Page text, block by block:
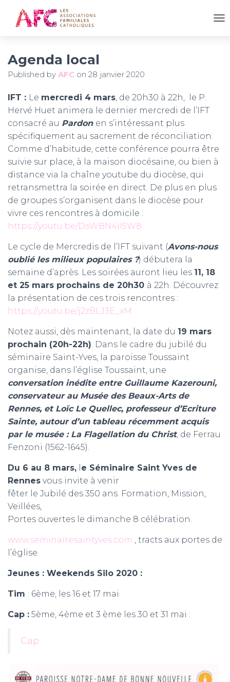
Agenda local
Published by AFC on 28 janvier 2020
IFT : Le mercredi 4 mars, de 20h30 à 22h, le P.
Hervé Huet animera le dernier mercredi de l’IFT
consacré au Pardon en s’intéressant plus
spécifiquement au sacrement de réconciliation.
Comme d’habitude, cette conférence pourra être
suivie sur place, à la maison diocésaine, ou bien à
distance via la chaîne youtube du diocèse, qui
retransmettra la soirée en direct. De plus en plus
de groupes s’organisent dans le diocèse pour
vivre ces rencontres à domicile :
https://youtu.be/DsWBN4iI5W8
Le cycle de Mercredis de l’IFT suivant (Avons-nous
oublié les milieux populaires ?) débutera la
semaine d’après. Les soirées auront lieu les 11, 18
et 25 mars prochains de 20h30 à 22h. Découvrez
la présentation de ces trois rencontres :
https://youtu.be/j2zBLJ3E_xM
Notez aussi, dès maintenant, la date du 19 mars
prochain (20h-22h). Dans le cadre du jubilé du
séminaire Saint-Yves, la paroisse Toussaint
organise, dans l’église Toussaint, une
conversation inédite entre Guillaume Kazerouni,
conservateur au Musée des Beaux-Arts de
Rennes, et Loïc Le Quellec, professeur d’Ecriture
Sainte, autour d’un tableau récemment acquis
par le musée : La Flagellation du Christ, de Ferrau
Fenzoni (1562-1645).
Du 6 au 8 mars, e Séminaire Saint Yves de
Rennes vous invite à venir
fêter le Jubilé des 350 ans. Formation, Mission,
Veillées,
Portes ouvertes le dimanche 8 célébration.
www.seminairesaintyves.com , tracts aux portes de
l’église.
Jeunes : Weekends Silo 2020 :
Tim : 6ème, les 16 et 17 mai
Cap : 5ème, 4ème et 3 ème les 30 et 31 mai :
Cap